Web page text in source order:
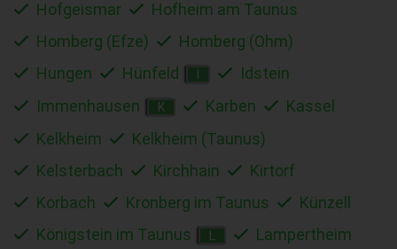
Hofgeismar
Hofheim am Taunus
Homberg (Efze)
Homberg (Ohm)
Hungen
Hünfeld
Idstein
Immenhausen
K Karben
Kassel
Kelkheim
Kelkheim (Taunus)
Kelsterbach
Kirchhain
Kirtorf
Korbach
Kronberg im Taunus
Künzell
Königstein im Taunus
Lampertheim